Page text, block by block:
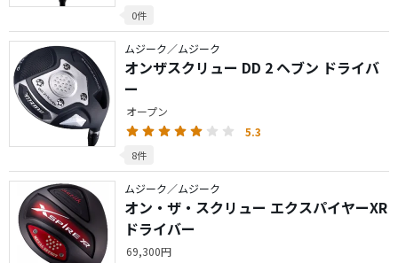
0件
ムジーク／ムジーク
オンザスクリュー DD 2 ヘブン ドライバ
ー
オープン
5.3
8件
ムジーク／ムジーク
オン・ザ・スクリュー エクスパイヤーXR
ドライバー
69,300円